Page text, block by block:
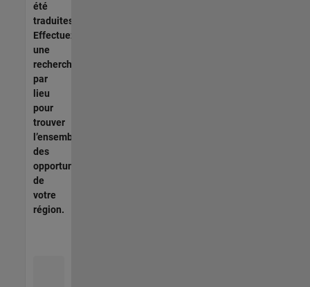
été
traduites.
Effectuez
une
recherche
par
lieu
pour
trouver
l’ensemble
des
opportunités
de
votre
région.